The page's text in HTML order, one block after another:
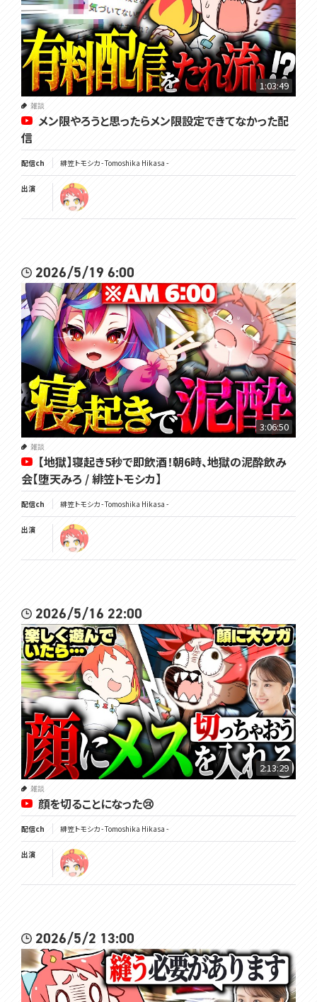
1:03:49
雑談
メン限やろうと思ったらメン限設定できてなかった配
信
配信ch 緋笠トモシカ - Tomoshika Hikasa -
出演
2026/5/19 6:00
3:06:50
雑談
【地獄】寝起き5秒で即飲酒！朝6時、地獄の泥酔飲み
会【堕天みろ / 緋笠トモシカ】
配信ch 緋笠トモシカ - Tomoshika Hikasa -
出演
2026/5/16 22:00
2:13:29
雑談
顔を切ることになった😢
配信ch 緋笠トモシカ - Tomoshika Hikasa -
出演
2026/5/2 13:00